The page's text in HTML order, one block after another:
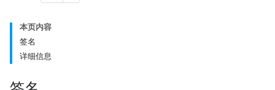
本页内容
签名
详细信息